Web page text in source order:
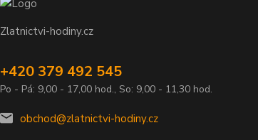
Zlatnictvi-hodiny.cz
+420 379 492 545
Po - Pá: 9,00 - 17,00 hod., So: 9,00 - 11,30 hod.
obchod@zlatnictvi-hodiny.cz